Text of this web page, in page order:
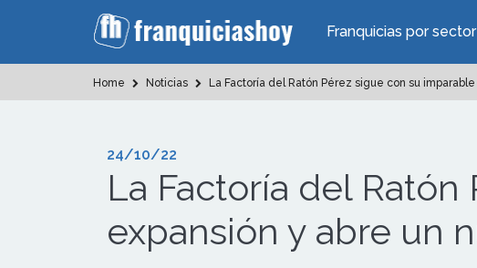
Franquicias por sector
Home Noticias La Factoría del Ratón Pérez sigue con su
24/10/22
La Factoría del
expansión y abre un